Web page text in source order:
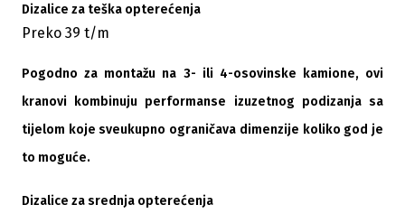
Dizalice za teška opterećenja
Preko 39 t/m
Pogodno za montažu na 3- ili 4-osovinske kamione, ovi
kranovi kombinuju performanse izuzetnog podizanja sa
tijelom koje sveukupno ograničava dimenzije koliko god je
to moguće.
Dizalice za srednja opterećenja